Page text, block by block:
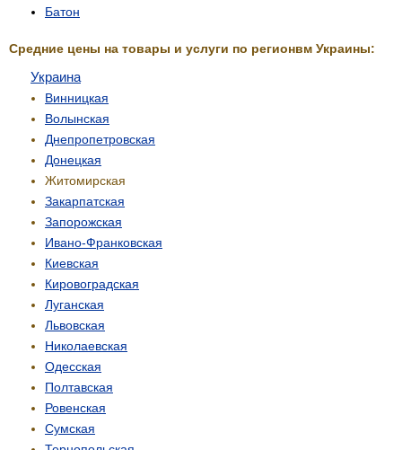
Батон
Средние цены на товары и услуги по регионвм Украины:
Украина
Винницкая
Волынская
Днепропетровская
Донецкая
Житомирская
Закарпатская
Запорожская
Ивано-Франковская
Киевская
Кировоградская
Луганская
Львовская
Николаевская
Одесская
Полтавская
Ровенская
Сумская